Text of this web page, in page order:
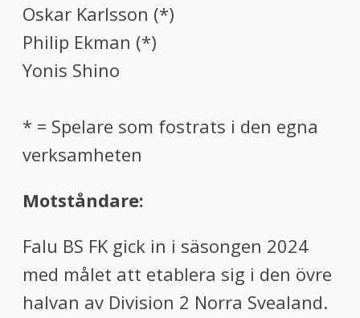
Oskar Karlsson (*)
Philip Ekman (*)
Yonis Shino
* = Spelare som fostrats i den egna
verksamheten
Motståndare:
Falu BS FK gick in i säsongen 2024
med målet att etablera sig i den övre
halvan av Division 2 Norra Svealand.